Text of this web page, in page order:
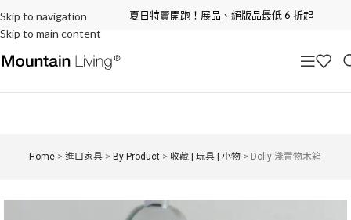
Skip to navigation
Skip to main content
夏日特賣開跑！展品、絕版品最低 6 折起
Home >進口家具 > By Product > 收藏 | 玩具 | 小物 > Dolly 淺置物木箱